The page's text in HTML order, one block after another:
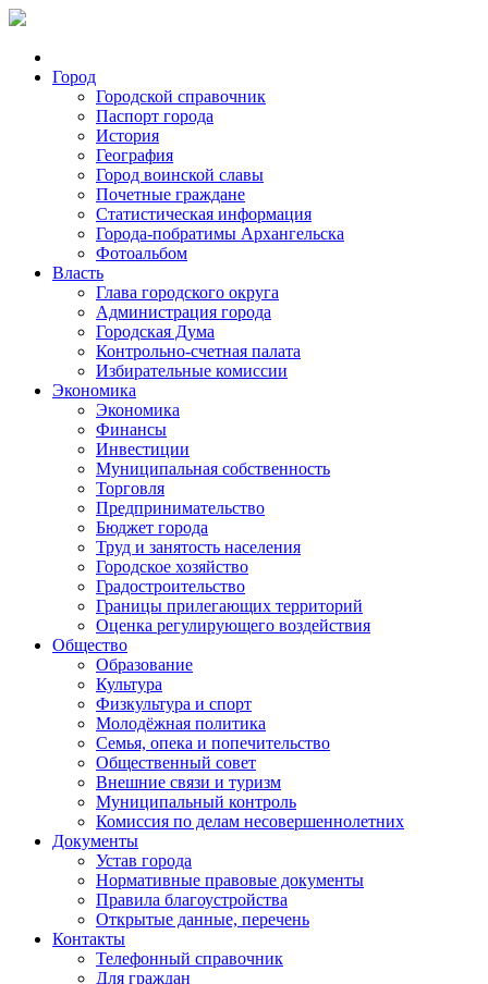
Город
Городской справочник
Паспорт города
История
География
Город воинской славы
Почетные граждане
Статистическая информация
Города-побратимы Архангельска
Фотоальбом
Власть
Глава городского округа
Администрация города
Городская Дума
Контрольно-счетная палата
Избирательные комиссии
Экономика
Экономика
Финансы
Инвестиции
Муниципальная собственность
Торговля
Предпринимательство
Бюджет города
Труд и занятость населения
Городское хозяйство
Градостроительство
Границы прилегающих территорий
Оценка регулирующего воздействия
Общество
Образование
Культура
Физкультура и спорт
Молодёжная политика
Семья, опека и попечительство
Общественный совет
Внешние связи и туризм
Муниципальный контроль
Комиссия по делам несовершеннолетних
Документы
Устав города
Нормативные правовые документы
Правила благоустройства
Открытые данные, перечень
Контакты
Телефонный справочник
Для граждан